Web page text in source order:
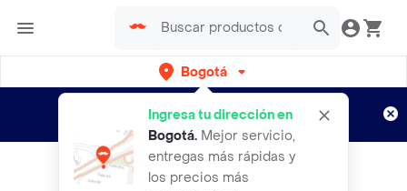
Bogotá
Ingresa tu dirección en
Bogotá. Mejor servicio,
entregas más rápidas y
los precios más
envíos gratis por semanas
Aplican TyC